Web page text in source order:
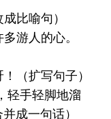
比喻句）
游人的心。
（扩写句子）
轻手轻脚地溜
成一句话）